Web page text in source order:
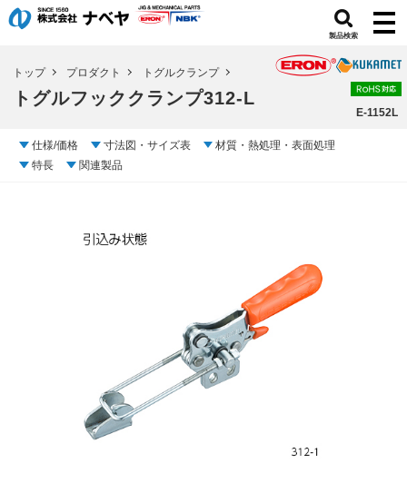
製品検索
トップ プロダクト トグルクランプ
トグルフッククランプ312-L
E-1152L
仕様/価格 寸法図・サイズ表
材質・熱処理・表面処理
特長
関連製品